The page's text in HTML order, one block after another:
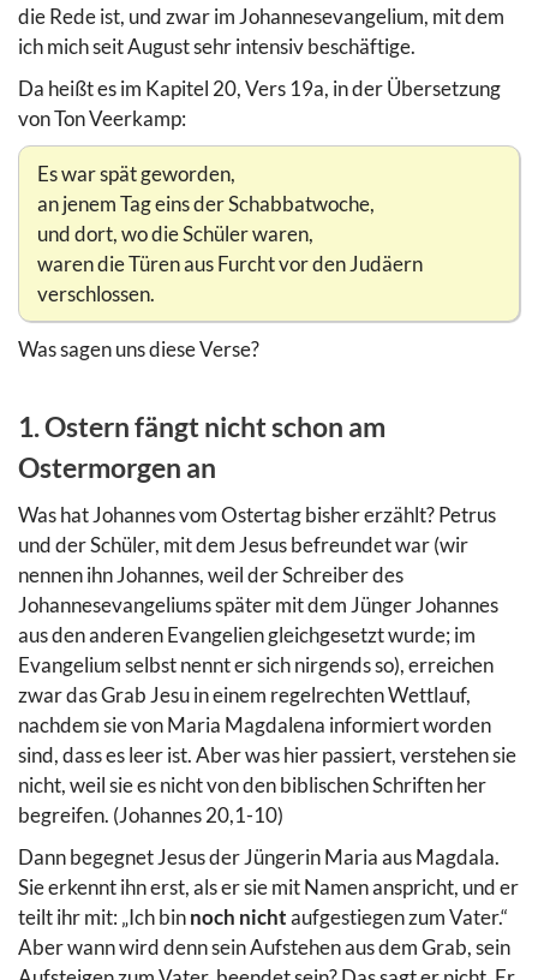
die Rede ist, und zwar im Johannesevangelium, mit dem
ich mich seit August sehr intensiv beschäftige.
Da heißt es im Kapitel 20, Vers 19a, in der Übersetzung
von Ton Veerkamp:
Es war spät geworden,
an jenem Tag eins der Schabbatwoche,
und dort, wo die Schüler waren,
waren die Türen aus Furcht vor den Judäern
verschlossen.
Was sagen uns diese Verse?
1. Ostern fängt nicht schon am
Ostermorgen an
Was hat Johannes vom Ostertag bisher erzählt? Petrus
und der Schüler, mit dem Jesus befreundet war (wir
nennen ihn Johannes, weil der Schreiber des
Johannesevangeliums später mit dem Jünger Johannes
aus den anderen Evangelien gleichgesetzt wurde; im
Evangelium selbst nennt er sich nirgends so), erreichen
zwar das Grab Jesu in einem regelrechten Wettlauf,
nachdem sie von Maria Magdalena informiert worden
sind, dass es leer ist. Aber was hier passiert, verstehen sie
nicht, weil sie es nicht von den biblischen Schriften her
begreifen. (Johannes 20,1-10)
Dann begegnet Jesus der Jüngerin Maria aus Magdala.
Sie erkennt ihn erst, als er sie mit Namen anspricht, und er
teilt ihr mit: „Ich binnoch nichtaufgestiegen zum Vater.“
Aber wann wird denn sein Aufstehen aus dem Grab, sein